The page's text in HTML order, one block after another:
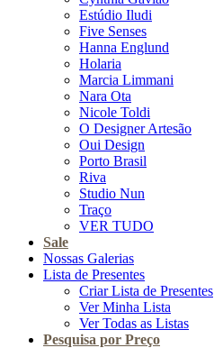
Estúdio Iludi
Five Senses
Hanna Englund
Holaria
Marcia Limmani
Nara Ota
Nicole Toldi
O Designer Artesão
Oui Design
Porto Brasil
Riva
Studio Nun
Traço
VER TUDO
Sale
Nossas Galerias
Lista de Presentes
Criar Lista de Presentes
Ver Minha Lista
Ver Todas as Listas
Pesquisa por Preço